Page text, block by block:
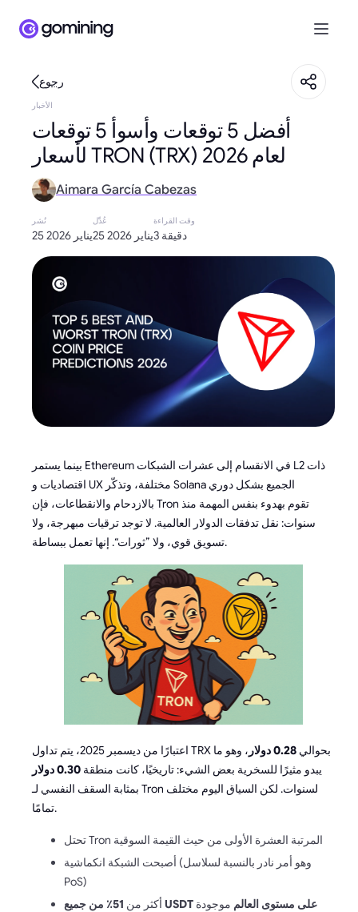
رجوع
الأخبار
أفضل 5 توقعات وأسوأ 5 توقعات
لأسعار TRON (TRX) لعام 2026
Aimara García Cabezas
نُشر
25 يناير 2026
عُدِّل
25 يناير 2026
وقت القراءة
3 دقيقة
بينما يستمر Ethereum في الانقسام إلى عشرات الشبكات L2 ذات
اقتصاديات و UX مختلفة، وتذكّر Solana الجميع بشكل دوري
بالازدحام والانقطاعات، فإن Tron تقوم بهدوء بنفس المهمة منذ
سنوات: نقل تدفقات الدولار العالمية. لا توجد ترقيات مبهرجة، ولا
تسويق قوي، ولا ”ثورات“. إنها تعمل ببساطة.
اعتبارًا من ديسمبر 2025، يتم تداول TRX بحوالي 0.28 دولار
، وهو ما
يبدو مثيرًا للسخرية بعض الشيء: تاريخيًا، كانت منطقة 0.30 دولار
بمثابة السقف النفسي لـ Tron لسنوات. لكن السياق اليوم مختلف
تمامًا.
تحتل Tron المرتبة العشرة الأولى من حيث القيمة السوقية
أصبحت الشبكة انكماشية (وهو أمر نادر بالنسبة لسلاسل
PoS)
أكثر من
51٪ من جميع USDT على مستوى العالم موجودة